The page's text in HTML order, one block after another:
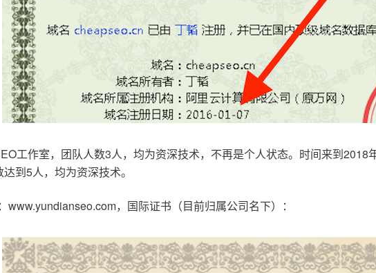
工作室，团队人数3人，均为资深技术，不再是个人状态。时间来到
到5人，均为资深技术。
，国际证书（目前归属公司名下）：